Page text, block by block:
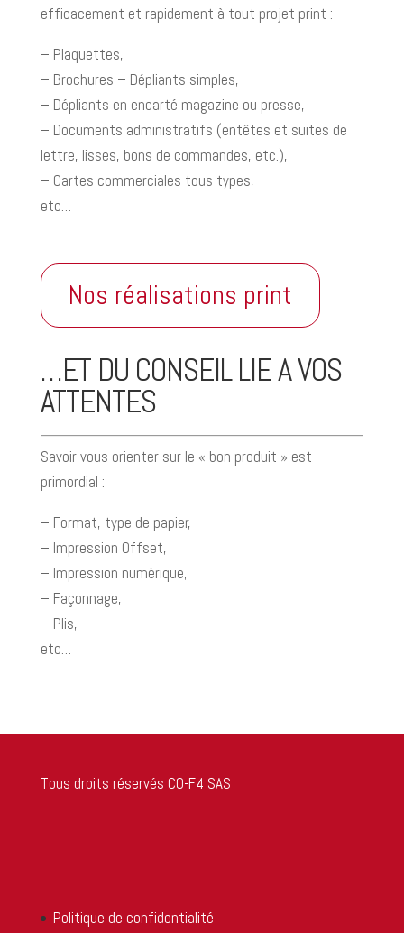
efficacement et rapidement à tout projet print :
– Plaquettes,
– Brochures – Dépliants simples,
– Dépliants en encarté magazine ou presse,
– Documents administratifs (entêtes et suites de
lettre, lisses, bons de commandes, etc.),
– Cartes commerciales tous types,
etc…
Nos réalisations print
…ET DU CONSEIL LIE A VOS
ATTENTES
Savoir vous orienter sur le « bon produit » est
primordial :
– Format, type de papier,
– Impression Offset,
– Impression numérique,
– Façonnage,
– Plis,
etc…
Tous droits réservés CO-F4 SAS
Politique de confidentialité